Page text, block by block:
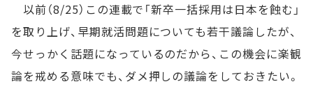
以前（8/25）この連載で「新卒一括採用は日本を蝕む」
を取り上げ、早期就活問題についても若干議論したが、
今せっかく話題になっているのだから、この機会に楽観
論を戒める意味でも、ダメ押しの議論をしておきたい。